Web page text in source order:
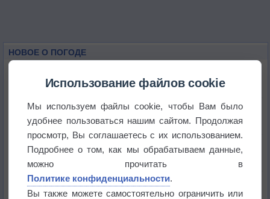
НОВОЕ О ПОГОДЕ
+51°
Европейские столицы бьют рекорды жары
Впервые за 155 лет в Лондоне в течение месяца
не выпадал дождь
Лето продолжит щедро раздавать своё тепло!
Использование файлов cookie
Мы используем файлы cookie, чтобы Вам было
удобнее пользоваться нашим сайтом. Продолжая
просмотр, Вы соглашаетесь с их использованием.
Подробнее о том, как мы обрабатываем данные,
можно прочитать в
Политике конфиденциальности.
Вы также можете самостоятельно ограничить или